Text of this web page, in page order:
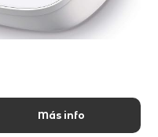
Más info